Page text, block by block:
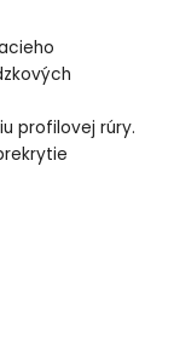
profilovej rúry.